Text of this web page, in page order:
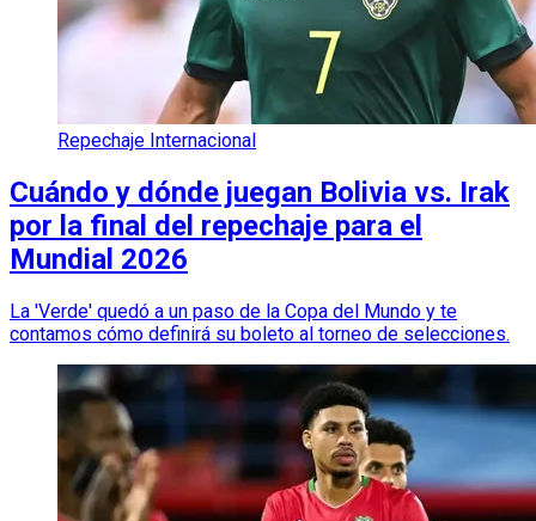
Repechaje Internacional
Cuándo y dónde juegan Bolivia vs. Irak
por la final del repechaje para el
Mundial 2026
La 'Verde' quedó a un paso de la Copa del Mundo y te
contamos cómo definirá su boleto al torneo de selecciones.